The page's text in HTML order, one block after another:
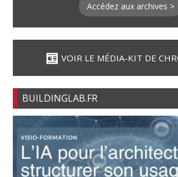
Accédez aux archives >
VOIR LE MÉDIA-KIT DE
BUILDINGLAB.FR